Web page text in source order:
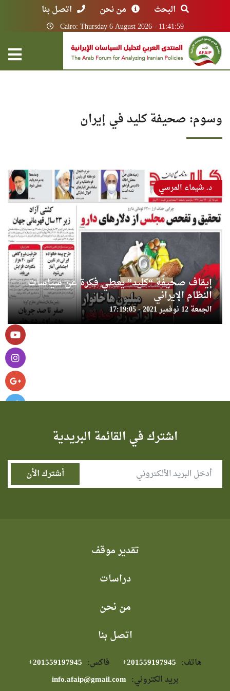
البحث من نحن اتصل بنا
Cairo: Thursday 6 August 2026 - 11:41:59
وسوم: صحيفة كليد في إيران
إيقاف صحيفة “كليد” يعطي فكرة عن سياسات
النظام الإيراني
الجمعة 12 نوفمبر 2021 - 17:19:05
د. شيماء المرسي
اشترك في القائمة البريدية
تقدير موقف
دراسات
من نحن
اتصل بنا
هاتف: فاكس:
بريد الكتروني: info.afaip@gmail.com